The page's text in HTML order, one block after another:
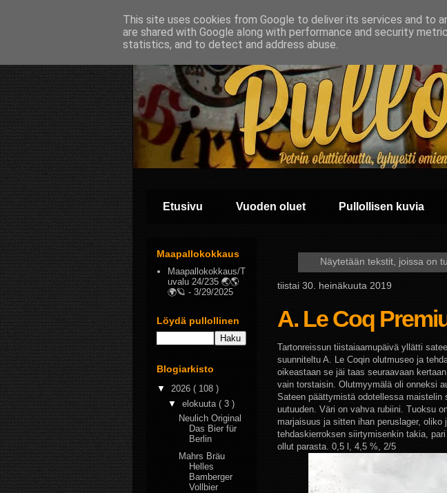
Etusivu Vuoden oluet Pullollisen kuvia
Näytetään tekstit, joissa on
tiistai 30. heinäkuuta 2019
A. Le Coq
Tartonreissun tiistaiaamupäivä yllätti
suunniteltu A. Le Coqin olutmuseo ja
oikeastaan se jäi taas seuraavaan
vain torstaisin. Olutmyymälä oli onneksi
Sateen päättymistä odotellessa maistelin
uutuuden. Väri on vahva rubiini. Tuoksu
marjaisuus ja sitten ihan peruslager,
tehdaskierroksen siirtymisenkin takia,
ollut parasta. 0,5 l, 4,5 %, 2/5
Maapallokokkaus
Maapallokokkaus/T
uvalu 24/235 🌏🌎
🌍🪐 - 3/29/2025
Löydä pullollinen
Blogiarkisto
▼ 2026 ( 108 )
▼ elokuuta ( 3 )
Neulich Original
Das Bier für
Berlin
Mahrs Bräu
Helles
Bamberger
Vollbier
This site uses cookies from Google to deliver its services and to
are shared with Google along with performance and security
statistics, and to detect and address abuse.